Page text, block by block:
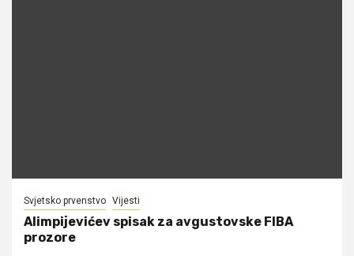
Svjetsko prvenstvo Vijesti
Alimpijevićev spisak za avgustovske FIBA
prozore